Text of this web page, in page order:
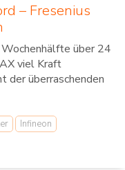
– Fresenius
über 24
viel Kraft
der überraschenden
Infineon